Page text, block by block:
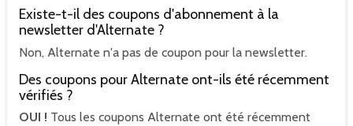
Existe-t-il des coupons d'abonnement à la
newsletter d'Alternate ?
Non, Alternate n'a pas de coupon pour la newsletter.
Des coupons pour Alternate ont-ils été récemment
vérifiés ?
OUI ! Tous les coupons Alternate ont été récemment